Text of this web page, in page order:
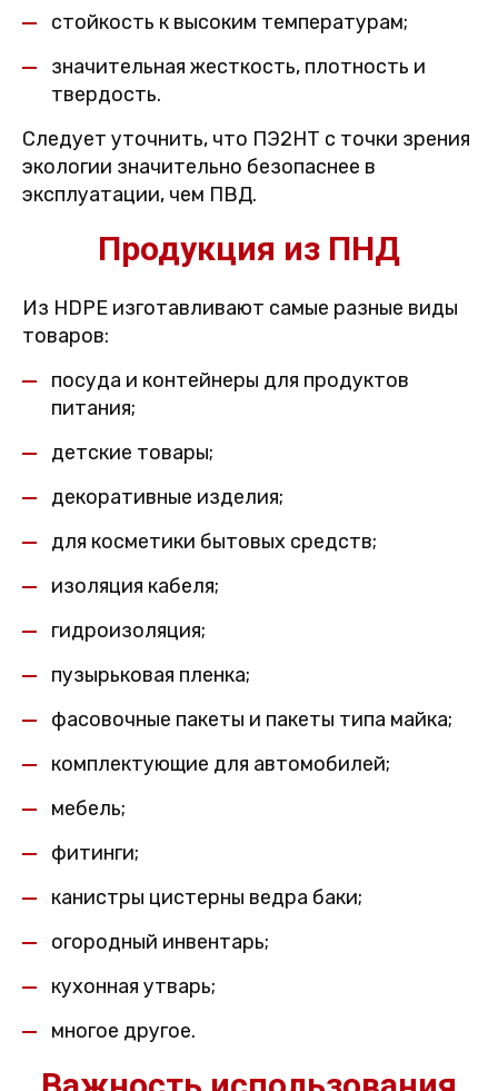
стойкость к высоким температурам;
значительная жесткость, плотность и
твердость.
Следует уточнить, что ПЭ2НТ с точки зрения
экологии значительно безопаснее в
эксплуатации, чем ПВД.
Продукция из ПНД
Из HDPE изготавливают самые разные виды
товаров:
посуда и контейнеры для продуктов
питания;
детские товары;
декоративные изделия;
для косметики бытовых средств;
изоляция кабеля;
гидроизоляция;
пузырьковая пленка;
фасовочные пакеты и пакеты типа майка;
комплектующие для автомобилей;
мебель;
фитинги;
канистры цистерны ведра баки;
огородный инвентарь;
кухонная утварь;
многое другое.